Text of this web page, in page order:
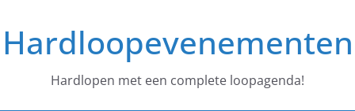
naar
deHardloopevenementen
Hardlopen met een complete loopagenda!